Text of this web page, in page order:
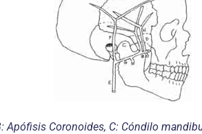
Coronoides, C: Cóndilo